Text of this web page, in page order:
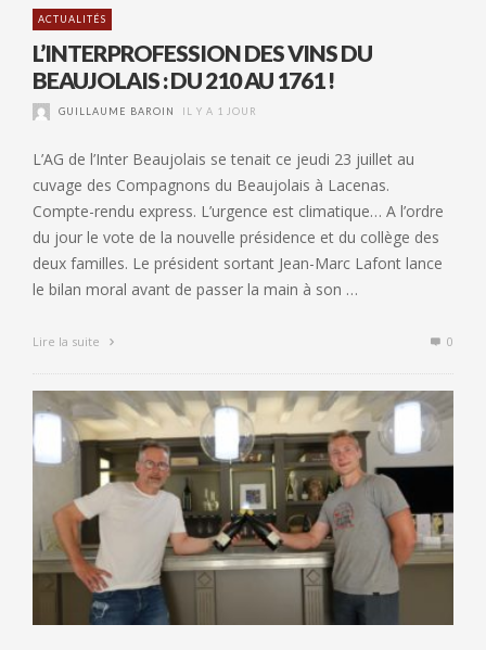
ACTUALITÉS
L’INTERPROFESSION DES VINS DU
BEAUJOLAIS : DU 210 AU 1761 !
GUILLAUME BAROIN IL Y A 1 JOUR
L’AG de l’Inter Beaujolais se tenait ce jeudi 23 juillet au
cuvage des Compagnons du Beaujolais à Lacenas.
Compte-rendu express. L’urgence est climatique… A l’ordre
du jour le vote de la nouvelle présidence et du collège des
deux familles. Le président sortant Jean-Marc Lafont lance
le bilan moral avant de passer la main à son …
Lire la suite 0